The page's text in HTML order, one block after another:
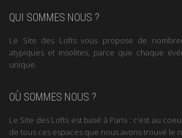
QUI SOMMES NOUS ?
Le Site des Lofts vous propose de
atypiques et insolites, parce que chaque
unique.
OÙ SOMMES NOUS ?
Le Site des Lofts est basé à Paris : c’est au
de tous ces espaces que nous avons trouvé le